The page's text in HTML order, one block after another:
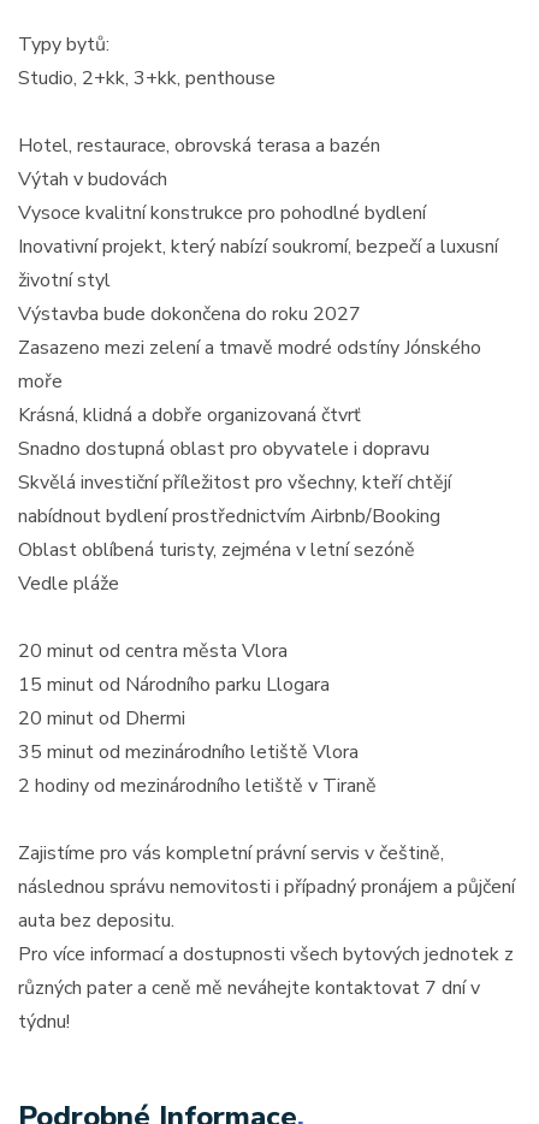
Typy bytů:
Studio, 2+kk, 3+kk, penthouse
Hotel, restaurace, obrovská terasa a bazén
Výtah v budovách
Vysoce kvalitní konstrukce pro pohodlné bydlení
Inovativní projekt, který nabízí soukromí, bezpečí a luxusní
životní styl
Výstavba bude dokončena do roku 2027
Zasazeno mezi zelení a tmavě modré odstíny Jónského
moře
Krásná, klidná a dobře organizovaná čtvrť
Snadno dostupná oblast pro obyvatele i dopravu
Skvělá investiční příležitost pro všechny, kteří chtějí
nabídnout bydlení prostřednictvím Airbnb/Booking
Oblast oblíbená turisty, zejména v letní sezóně
Vedle pláže
20 minut od centra města Vlora
15 minut od Národního parku Llogara
20 minut od Dhermi
35 minut od mezinárodního letiště Vlora
2 hodiny od mezinárodního letiště v Tiraně
Zajistíme pro vás kompletní právní servis v češtině,
následnou správu nemovitosti i případný pronájem a půjčení
auta bez depositu.
Pro více informací a dostupnosti všech bytových jednotek z
různých pater a ceně mě neváhejte kontaktovat 7 dní v
týdnu!